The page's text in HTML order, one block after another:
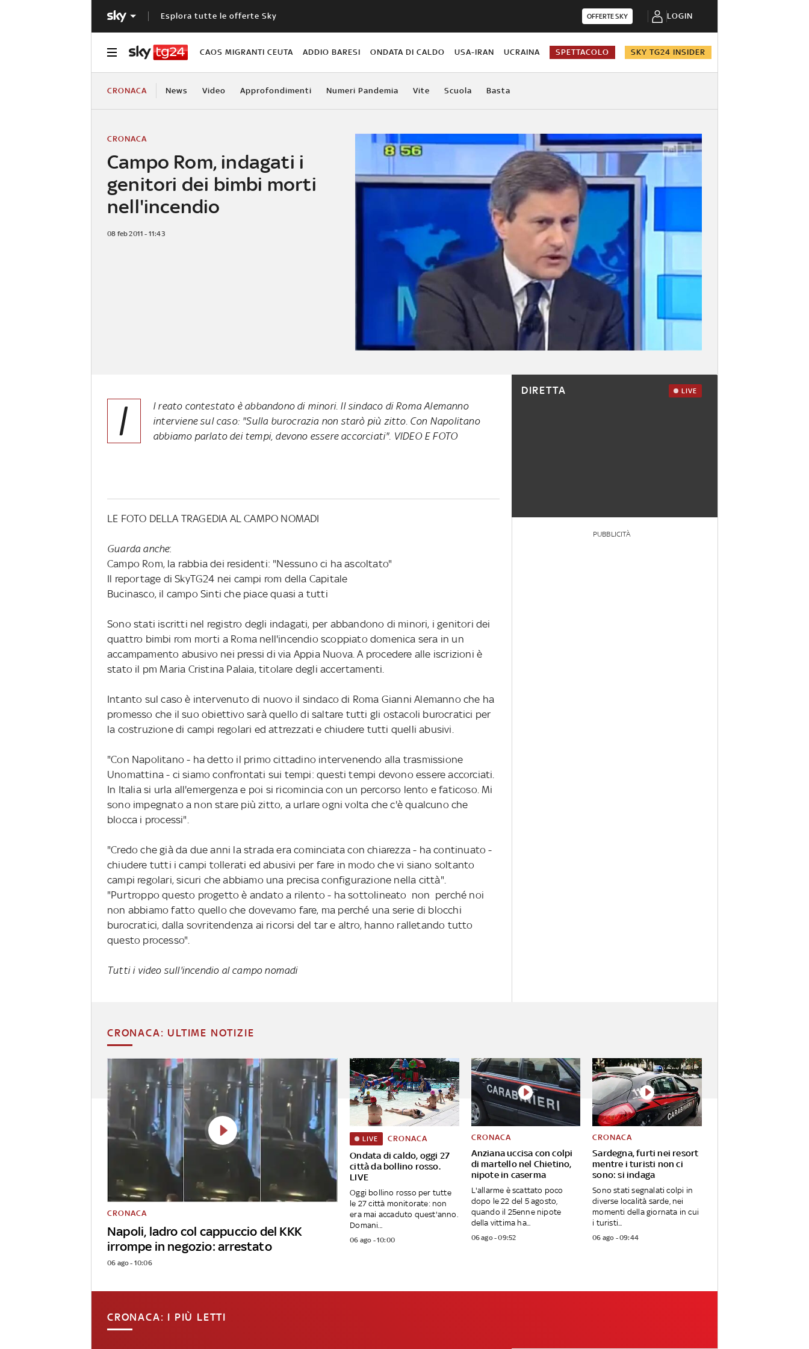
Esplora tutte le offerte Sky OFFERTE SKY LOGIN
CAOS MIGRANTI CEUTA ADDIO BARESI ONDATA DI CALDO USA-IRAN UCRAINA SPETTACOLO SKY TG24 INSIDER
CRONACA News Video Approfondimenti Numeri Pandemia Vite Scuola Basta
Campo Rom, indagati i
genitori dei bimbi morti
nell'incendio
CRONACA
08 feb 2011 - 11:43
I
l reato contestato è abbandono di minori. Il sindaco di Roma Alemanno
interviene sul caso: "Sulla burocrazia non starò più zitto. Con Napolitano
abbiamo parlato dei tempi, devono essere accorciati". VIDEO E FOTO
LE FOTO DELLA TRAGEDIA AL CAMPO NOMADI
Guarda anche:
Campo Rom, la rabbia dei residenti: "Nessuno ci ha ascoltato"
Il reportage di SkyTG24 nei campi rom della Capitale
Bucinasco, il campo Sinti che piace quasi a tutti
Sono stati iscritti nel registro degli indagati, per abbandono di minori, i genitori dei
quattro bimbi rom morti a Roma nell'incendio scoppiato domenica sera in un
accampamento abusivo nei pressi di via Appia Nuova. A procedere alle iscrizioni è
stato il pm Maria Cristina Palaia, titolare degli accertamenti.
Intanto sul caso è intervenuto di nuovo il sindaco di Roma Gianni Alemanno che ha
promesso che il suo obiettivo sarà quello di saltare tutti gli ostacoli burocratici per
la costruzione di campi regolari ed attrezzati e chiudere tutti quelli abusivi.
"Con Napolitano - ha detto il primo cittadino intervenendo alla trasmissione
Unomattina - ci siamo confrontati sui tempi: questi tempi devono essere accorciati.
In Italia si urla all'emergenza e poi si ricomincia con un percorso lento e faticoso. Mi
sono impegnato a non stare più zitto, a urlare ogni volta che c'è qualcuno che
blocca i processi".
"Credo che già da due anni la strada era cominciata con chiarezza - ha continuato -
chiudere tutti i campi tollerati ed abusivi per fare in modo che vi siano soltanto
campi regolari, sicuri che abbiamo una precisa configurazione nella città".
"Purtroppo questo progetto è andato a rilento - ha sottolineato non perché noi
non abbiamo fatto quello che dovevamo fare, ma perché una serie di blocchi
burocratici, dalla sovritendenza ai ricorsi del tar e altro, hanno ralletando tutto
questo processo".
Tutti i video sull'incendio al campo nomadi
DIRETTA LIVE
PUBBLICITÀ
CRONACA: ULTIME NOTIZIE
Napoli, ladro col cappuccio del KKK
irrompe in negozio: arrestato
CRONACA
06 ago - 10:06
Ondata di caldo, oggi 27
città da bollino rosso.
LIVE
LIVE CRONACA
Oggi bollino rosso per tutte
le 27 città monitorate: non
era mai accaduto quest'anno.
Domani...
06 ago - 10:00
Anziana uccisa con colpi
di martello nel Chietino,
nipote in caserma
CRONACA
L'allarme è scattato poco
dopo le 22 del 5 agosto,
quando il 25enne nipote
della vittima ha...
06 ago - 09:52
Sardegna, furti nei resort
mentre i turisti non ci
sono: si indaga
CRONACA
Sono stati segnalati colpi in
diverse località sarde, nei
momenti della giornata in cui
i turisti...
06 ago - 09:44
CRONACA: I PIÙ LETTI